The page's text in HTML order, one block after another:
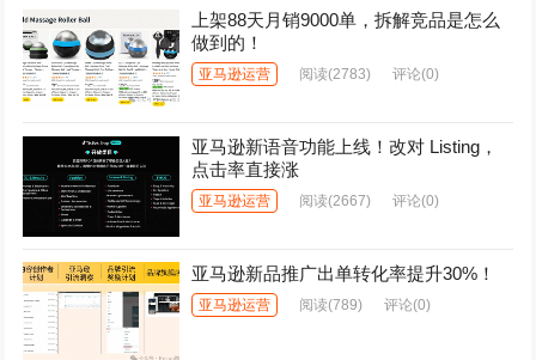
上架88天月销9000单，拆解竞品是怎么
做到的！
亚马逊运营 阅读(2783) 评论(0)
亚马逊新语音功能上线！改对 Listing，
点击率直接涨
亚马逊运营 阅读(2667) 评论(0)
亚马逊新品推广出单转化率提升30%！
亚马逊运营 阅读(789) 评论(0)